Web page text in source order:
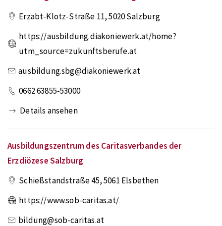
Erzabt-Klotz-Straße 11,5020Salzburg
https://ausbildung.diakoniewerk.at/home?
utm_source=zukunftsberufe.at
ausbildung.sbg@diakoniewerk.at
0662 63855-53000
Details ansehen
Ausbildungszentrum des Caritasverbandes der
Erzdiözese Salzburg
Schießstandstraße 45,5061 Elsbethen
https://www.sob-caritas.at/
bildung@sob-caritas.at